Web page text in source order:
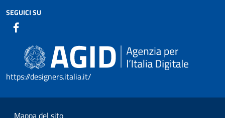
SEGUICI SU
https://designers.italia.it/
Mappa del sito